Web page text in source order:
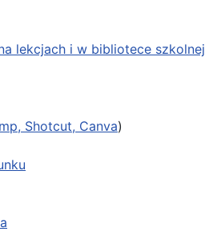
lekcjach i w bibliotece szkolnej
Shotcut, Canva)